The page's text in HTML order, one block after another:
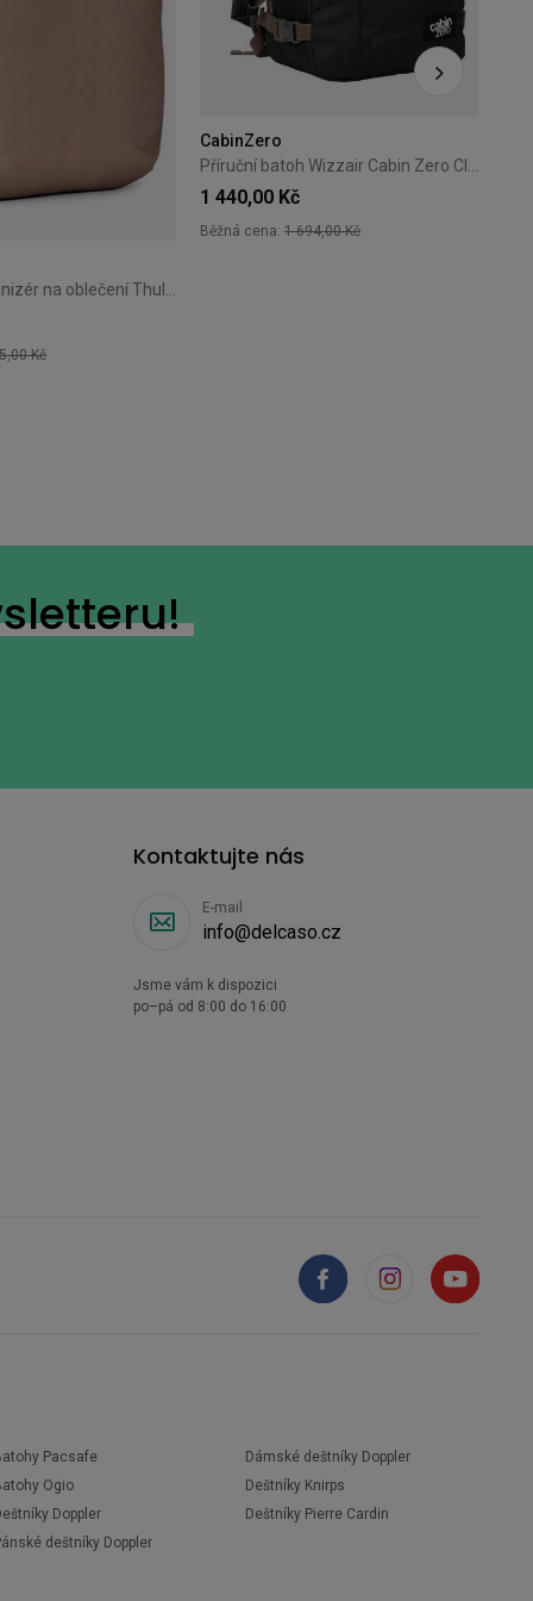
Cestovní organizér na oblečení Thule Clean/Dirty Cube gentle beige
Kč
CabinZero
1 440,00 Kč
Běžná cena: 1 694,00 Kč
Kontaktujte nás
E-mail
info@delcaso.cz
Jsme vám k dispozici
po–pá od 8:00 do 16:00
Pacsafe
Ogio
Doppler
deštníky Doppler
Dámské deštníky Doppler
Deštníky Knirps
Deštníky Pierre Cardin